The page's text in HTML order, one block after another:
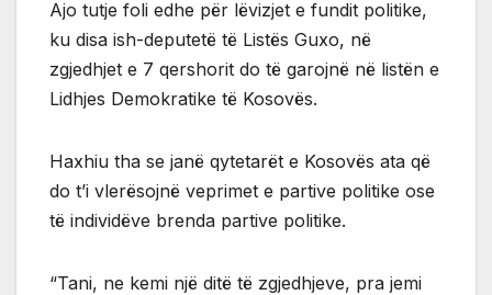
Ajo tutje foli edhe për lëvizjet e fundit politike,
ku disa ish-deputetë të Listës Guxo, në
zgjedhjet e 7 qershorit do të garojnë në listën e
Lidhjes Demokratike të Kosovës.
Haxhiu tha se janë qytetarët e Kosovës ata që
do t’i vlerësojnë veprimet e partive politike ose
të individëve brenda partive politike.
“Tani, ne kemi një ditë të zgjedhjeve, pra jemi